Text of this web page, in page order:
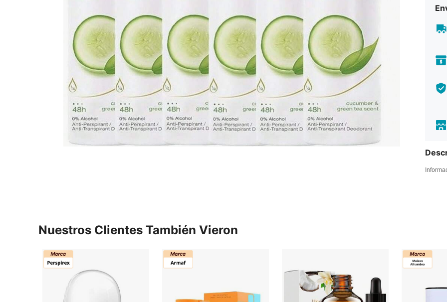
Nuestros Clientes También Vieron